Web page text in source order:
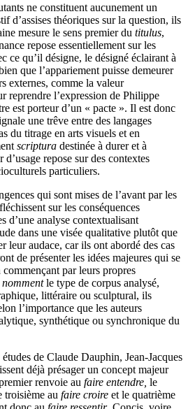
ne constituent aucunement un
d’assises théoriques sur la question, ils
mesure le sens premier du titulus,
repose essentiellement sur les
ce qu’il désigne, le désigné éclairant à
que l’appariement puisse demeurer
externes, comme la valeur
reprendre l’expression de Philippe
est porteur d’un « pacte ». Il est donc
une trêve entre des langages
du titrage en arts visuels et en
scriptura destinée à durer et à
repose sur des contextes
particuliers.
qui sont mises de l’avant par les
sur les conséquences
d’une analyse contextualisant
dans une visée qualitative plutôt que
leur audace, car ils ont abordé des cas
de présenter les idées majeures qui se
commençant par leurs propres
nommentle type de corpus analysé,
littéraire ou sculptural, ils
l’importance que les auteurs
synthétique ou synchronique du
de Claude Dauphin, Jean-Jacques
déjà présager un concept majeur
renvoie au faire entendre, le
troisième au faire croire et le quatrième